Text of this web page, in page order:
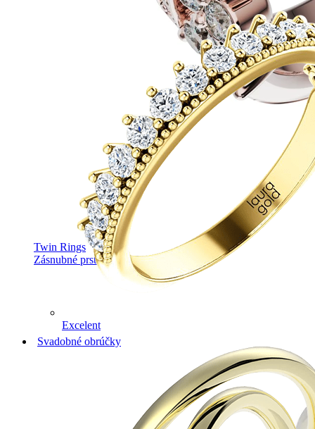
Twin Rings
Zásnubné prstne z kolekcie Twin Rings.
Svadobné obrúčky
Excelent